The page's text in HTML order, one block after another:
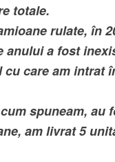
totale.
rulate, în
anului a fost
care am intrat
spuneam, au
am livrat 5